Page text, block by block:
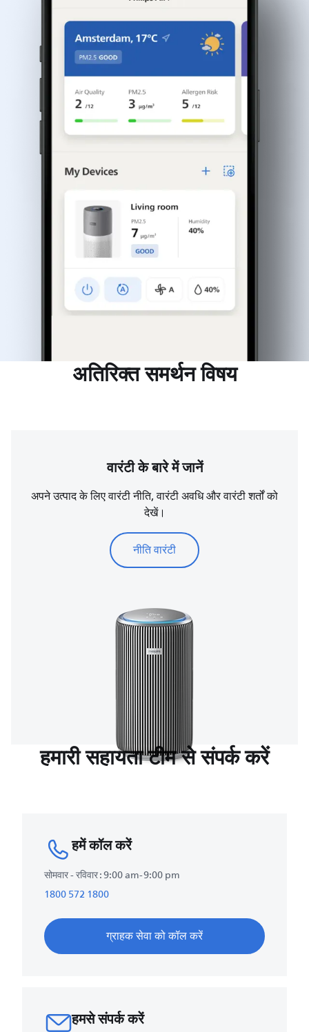
अतिरिक्त समर्थन विषय
वारंटी के बारे में जानें
अपने उत्पाद के लिए वारंटी नीति, वारंटी अवधि और वारंटी शर्तों को
देखें।
नीति वारंटी
हमारी सहायता टीम से संपर्क करें
हमें कॉल करें
सोमवार - रविवार : 9:00 am-9:00 pm
1800 572 1800
ग्राहक सेवा को कॉल करें
हमसे संपर्क करें